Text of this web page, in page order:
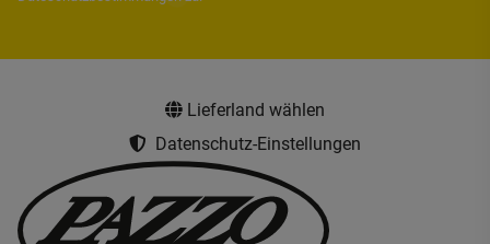
Lieferland wählen
Datenschutz-Einstellungen